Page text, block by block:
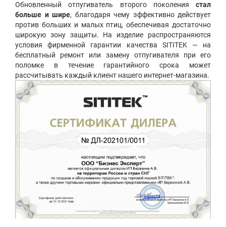
Обновленный отпугиватель второго поколения стал
больше и шире, благодаря чему эффективно действует
против больших и малых птиц, обеспечивая достаточно
широкую зону защиты. На изделие распространяются
условия фирменной гарантии качества SITITEK — на
бесплатный ремонт или замену отпугивателя при его
поломке в течение гарантийного срока может
рассчитывать каждый клиент нашего интернет-магазина.